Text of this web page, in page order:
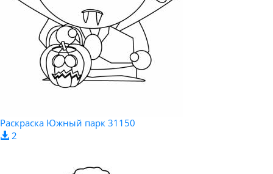
Pаскраска Южный парк 31150
2